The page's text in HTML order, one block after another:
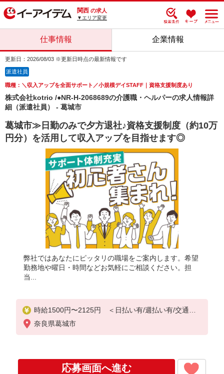
関西 の求人
▼エリア変更
仕事情報 企業情報
更新日：2026/08/03 ※更新日時点の最新情報です
派遣社員
職種：＼収入アップを全面サポート／小規模デイSTAFF｜資格支援制度あり
株式会社kotrio /●NR-H-2068689の介護職・ヘルパーの求人情報詳
細（派遣社員） - 葛城市
葛城市≫日勤のみで夕方退社♪資格支援制度（約10万
円分）を活用して収入アップを目指せます◎
弊社ではあなたにピッタリの職場をご案内します。希望
勤務地や曜日・時間などお気軽にご相談ください。担
当...
時給1500円〜2125円 ＜日払い有/週払い有/交通費
全支給(ガソリン代含む)＞
奈良県葛城市
応募画面へ進む